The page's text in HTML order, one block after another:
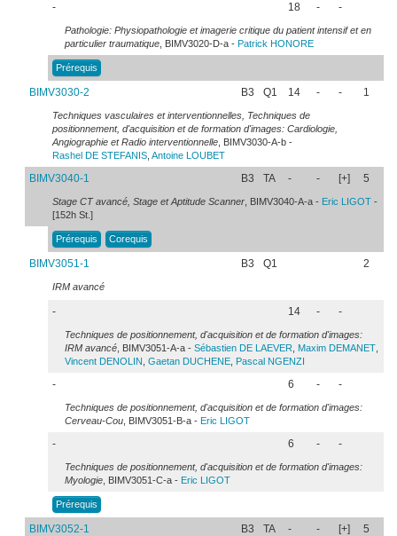
- 18 - -
Pathologie: Physiopathologie et imagerie critique du patient intensif et en
particulier traumatique , BIMV3020-D-a - Patrick HONORE
Prérequis
BIMV3030-2 B3 Q1 14 - - 1
Techniques vasculaires et interventionnelles, Techniques de
positionnement, d'acquisition et de formation d'images: Cardiologie,
Angiographie et Radio interventionnelle , BIMV3030-A-b -
Rashel DE STEFANIS Antoine LOUBET
BIMV3040-1 B3 TA - - [+] 5
Stage CT avancé, Stage et Aptitude Scanner , BIMV3040-A-a - Eric LIGOT -
[152h St.]
Prérequis Corequis
BIMV3051-1 B3 Q1 2
IRM avancé
- 14 - -
Techniques de positionnement, d'acquisition et de formation d'images:
IRM avancé , BIMV3051-A-a - Sébastien DE LAEVER Maxim DEMANET
Vincent DENOLIN Gaetan DUCHENE Pascal NGENZI
- 6 - -
Techniques de positionnement, d'acquisition et de formation d'images:
Cerveau-Cou , BIMV3051-B-a - Eric LIGOT
- 6 - -
Techniques de positionnement, d'acquisition et de formation d'images:
Myologie , BIMV3051-C-a - Eric LIGOT
Prérequis
BIMV3052-1 B3 TA - - [+] 5